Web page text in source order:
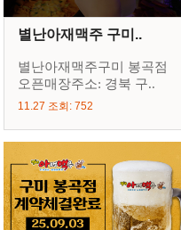
별난아재맥주 구미..
별난아재맥주구미 봉곡점
오픈매장주소: 경북 구..
11.27 조회: 752